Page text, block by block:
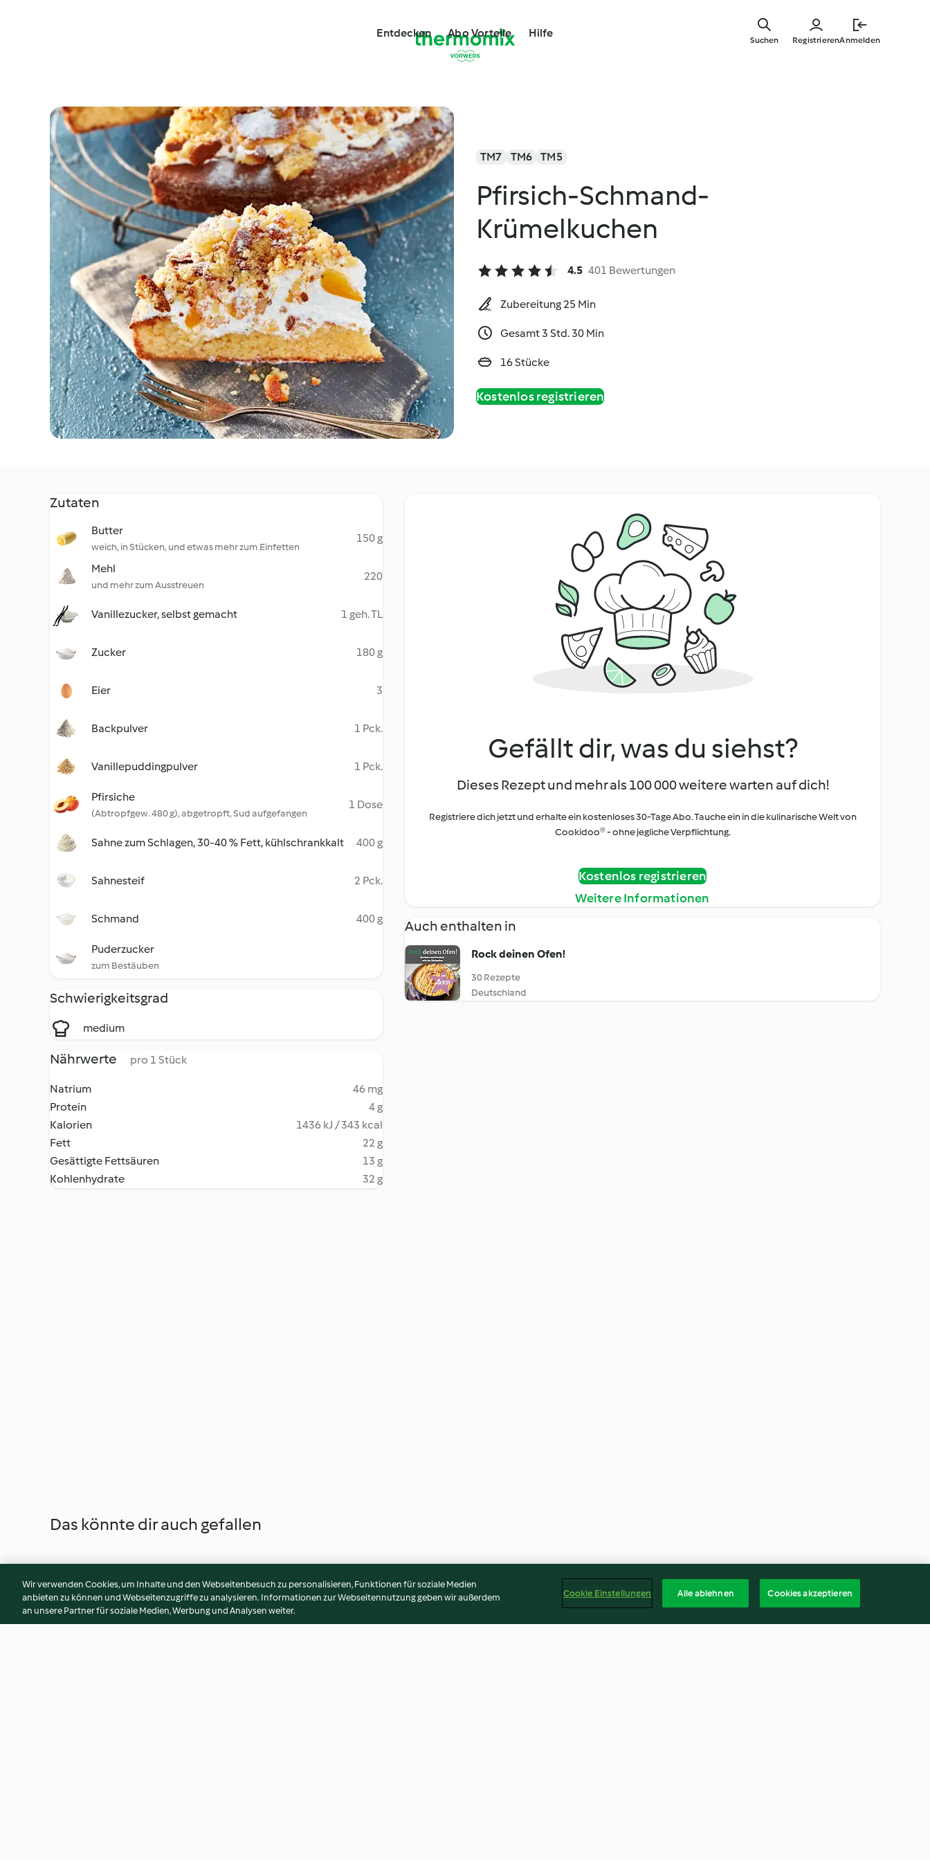
springen
Entdecken Abo Vorteile Hilfe
RegistrierenAnmelden
Suchen
TM7 TM6 TM5
Pfirsich-Schmand-
Krümelkuchen
4.5 401 Bewertungen
Zubereitung 25 Min
Gesamt 3 Std. 30 Min
16 Stücke
Kostenlos registrieren
Zutaten
Butter
weich, in Stücken, und etwas mehr zum Einfetten
150 g
Mehl
und mehr zum Ausstreuen
220
Vanillezucker, selbst gemacht 1 geh. TL
Zucker 180 g
Eier 3
Backpulver 1 Pck.
Vanillepuddingpulver 1 Pck.
Pfirsiche
(Abtropfgew. 480 g), abgetropft, Sud aufgefangen
1 Dose
Sahne zum Schlagen, 30-40 % Fett, kühlschrankkalt 400 g
Sahnesteif 2 Pck.
Schmand 400 g
Puderzucker
zum Bestäuben
Schwierigkeitsgrad
medium
Nährwerte pro 1 Stück
Natrium
46 mg
Protein
4 g
Kalorien
1436 kJ / 343 kcal
Fett
22 g
Gesättigte Fettsäuren
13 g
Kohlenhydrate
32 g
Gefällt dir, was du siehst?
Dieses Rezept und mehr als 100 000 weitere warten auf dich!
Registriere dich jetzt und erhalte ein kostenloses 30-Tage Abo. Tauche ein in die kulinarische Welt von
Cookidoo® - ohne jegliche Verpflichtung.
Kostenlos registrieren
Weitere Informationen
Auch enthalten in
Rock deinen Ofen!
30 Rezepte
Deutschland
Das könnte dir auch gefallen
Wir verwenden Cookies, um Inhalte und den Webseitenbesuch zu personalisieren, Funktionen für soziale Medien
anbieten zu können und Webseitenzugriffe zu analysieren. Informationen zur Webseitennutzung geben wir außerdem
an unsere Partner für soziale Medien, Werbung und Analysen weiter.
Cookie Einstellungen Alle ablehnen Cookies akzeptieren